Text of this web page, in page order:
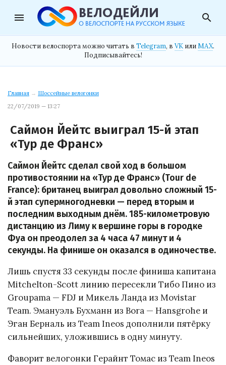
menu search
Новости велоспорта можно читать в Telegram, в VK илиMAX.
Подписывайтесь!
Главная → Шоссейные велогонки
22/07/2019 — 13:27
Саймон Йейтс выиграл 15-й этап
«Тур де Франс»
Саймон Йейтс сделал свой ход в большом
противостоянии на «Тур де Франс» (Tour de
France): британец выиграл довольно сложный 15-
й этап супермногодневки — перед вторым и
последним выходным днём. 185-километровую
дистанцию из Лиму к вершине горы в городке
Фуа он преодолел за 4 часа 47 минут и 4
секунды. На финише он оказался в одиночестве.
Лишь спустя 33 секунды после финиша капитана
Mitchelton-Scott линию пересекли Тибо Пино из
Groupama — FDJ и Микель Ланда из Movistar
Team. Эмануэль Бухманн из Bora — Hansgrohe и
Эган Берналь из Team Ineos дополнили пятёрку
сильнейших, уложившись в одну минуту.
Фаворит велогонки Герайнт Томас из Team Ineos